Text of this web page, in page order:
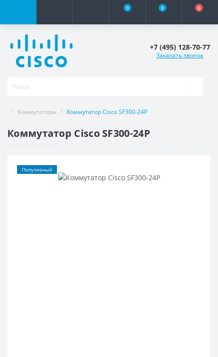
0 0 0
+7 (495) 128-70-77
Заказать звонок
Коммутаторы Коммутатор Cisco SF300-24P
Коммутатор Cisco SF300-24P
Популярный